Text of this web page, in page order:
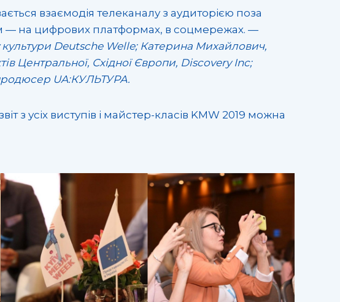
взаємодія телеканалу з аудиторією поза
— на цифрових платформах, в соцмережах. —
культури Deutsche Welle; Катерина Михайлович,
Центральної, Східної Європи, Discovery Inc;
UA:КУЛЬТУРА.
з усіх виступів і майстер-класів KMW 2019 можна